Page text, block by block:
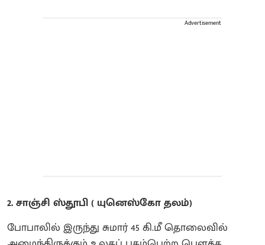
Advertisement
2. சாஞ்சி ஸ்தூபி ( யுனெஸ்கோ தலம்)
போபாலில் இருந்து சுமார் 45 கி.மீ தொலைவில்